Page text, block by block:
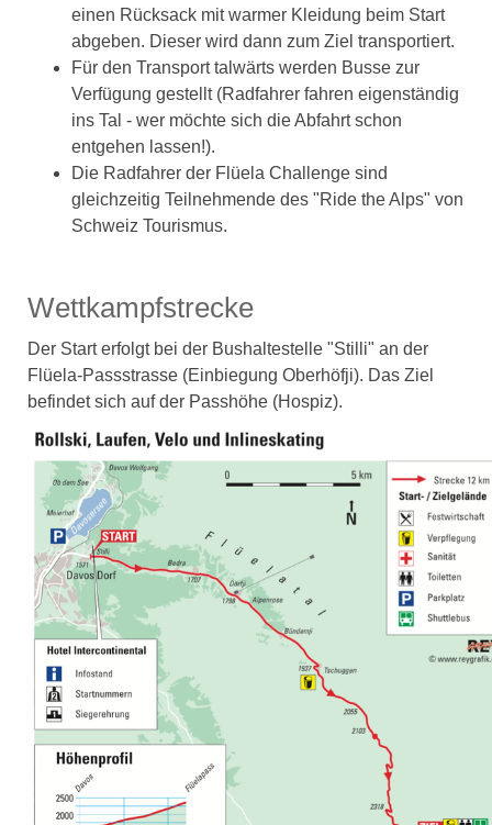
einen Rücksack mit warmer Kleidung beim Start
abgeben. Dieser wird dann zum Ziel transportiert.
Für den Transport talwärts werden Busse zur
Verfügung gestellt (Radfahrer fahren eigenständig
ins Tal - wer möchte sich die Abfahrt schon
entgehen lassen!).
Die Radfahrer der Flüela Challenge sind
gleichzeitig Teilnehmende des "Ride the Alps" von
Schweiz Tourismus.
Wettkampfstrecke
Der Start erfolgt bei der Bushaltestelle "Stilli" an der
Flüela-Passstrasse (Einbiegung Oberhöfji). Das Ziel
befindet sich auf der Passhöhe (Hospiz).